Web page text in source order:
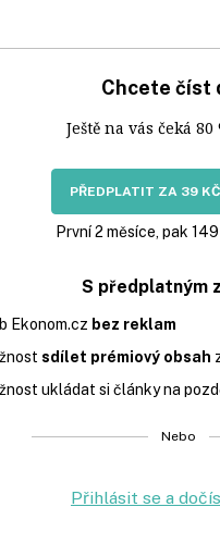
Chcete číst
Ještě na vás čeká
PŘEDPLATIT ZA 39
První 2 měsíce, pak
S předplatným
Ekonom.cz bez reklam
sdílet prémiový obsah
ukládat si články na
Nebo
Přihlásit se a